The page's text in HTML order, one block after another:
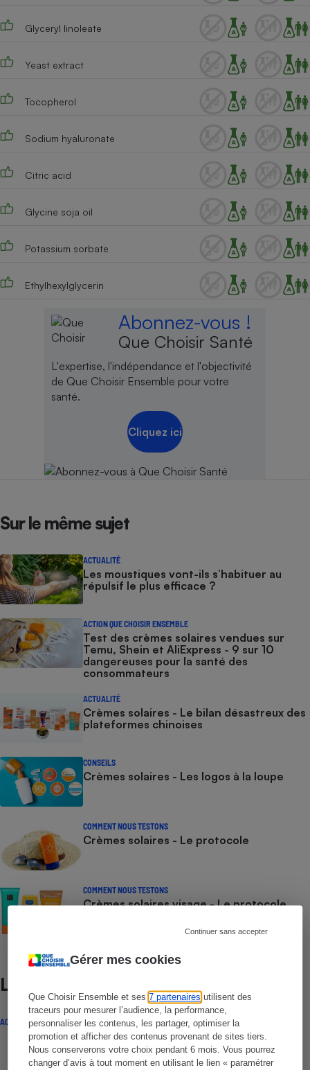
Gérer mes cookies
Que Choisir Ensemble et ses7 partenaires utilisent des
traceurs pour mesurer l’audience, la performance,
personnaliser les contenus, les partager, optimiser la
promotion et afficher des contenus provenant de sites tiers.
Nous conserverons votre choix pendant 6 mois. Vous pourrez
changer d’avis à tout moment en utilisant le lien « paramétrer
Continuer sans accepter
Glyceryl linoleate
Yeast extract
Tocopherol
Sodium hyaluronate
Citric acid
Glycine soja oil
Potassium sorbate
Ethylhexylglycerin
Abonnez-vous !
Que Choisir Santé
L'expertise, l'indépendance et l'objectivité
de Que Choisir Ensemble pour votre
santé.
Cliquez ici
Sur le même sujet
ACTUALITÉ
Les moustiques vont-ils s’habituer au
répulsif le plus efficace ?
ACTION QUE CHOISIR ENSEMBLE
Test des crèmes solaires vendues sur
Temu, Shein et AliExpress - 9 sur 10
dangereuses pour la santé des
consommateurs
ACTUALITÉ
Crèmes solaires - Le bilan désastreux des
plateformes chinoises
CONSEILS
Crèmes solaires - Les logos à la loupe
COMMENT NOUS TESTONS
Crèmes solaires - Le protocole
COMMENT NOUS TESTONS
Crèmes solaires visage - Le protocole
Lire aussi
ACTUALITÉ